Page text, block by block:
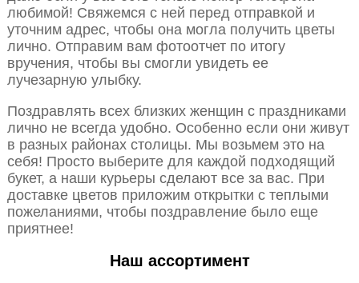
любимой! Свяжемся с ней перед отправкой и
уточним адрес, чтобы она могла получить цветы
лично. Отправим вам фотоотчет по итогу
вручения, чтобы вы смогли увидеть ее
лучезарную улыбку.
Поздравлять всех близких женщин с праздниками
лично не всегда удобно. Особенно если они живут
в разных районах столицы. Мы возьмем это на
себя! Просто выберите для каждой подходящий
букет, а наши курьеры сделают все за вас. При
доставке цветов приложим открытки с теплыми
пожеланиями, чтобы поздравление было еще
приятнее!
Наш ассортимент